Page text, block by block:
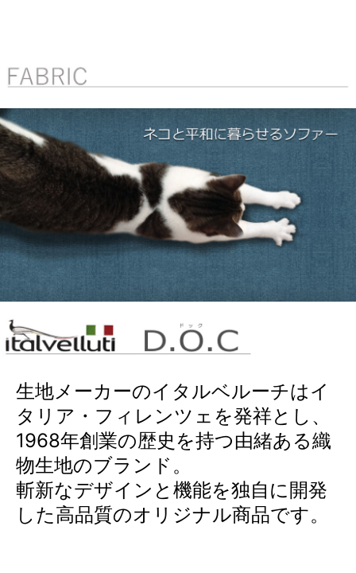
生地メーカーのイタルベルーチはイ
タリア・フィレンツェを発祥とし、
1968年創業の歴史を持つ由緒ある織
物生地のブランド。
斬新なデザインと機能を独自に開発
した高品質のオリジナル商品です。